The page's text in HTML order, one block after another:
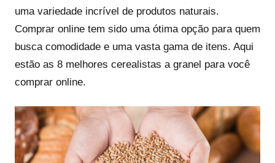
uma variedade incrível de produtos naturais.
Comprar online tem sido uma ótima opção para quem
busca comodidade e uma vasta gama de itens. Aqui
estão as 8 melhores cerealistas a granel para você
comprar online.